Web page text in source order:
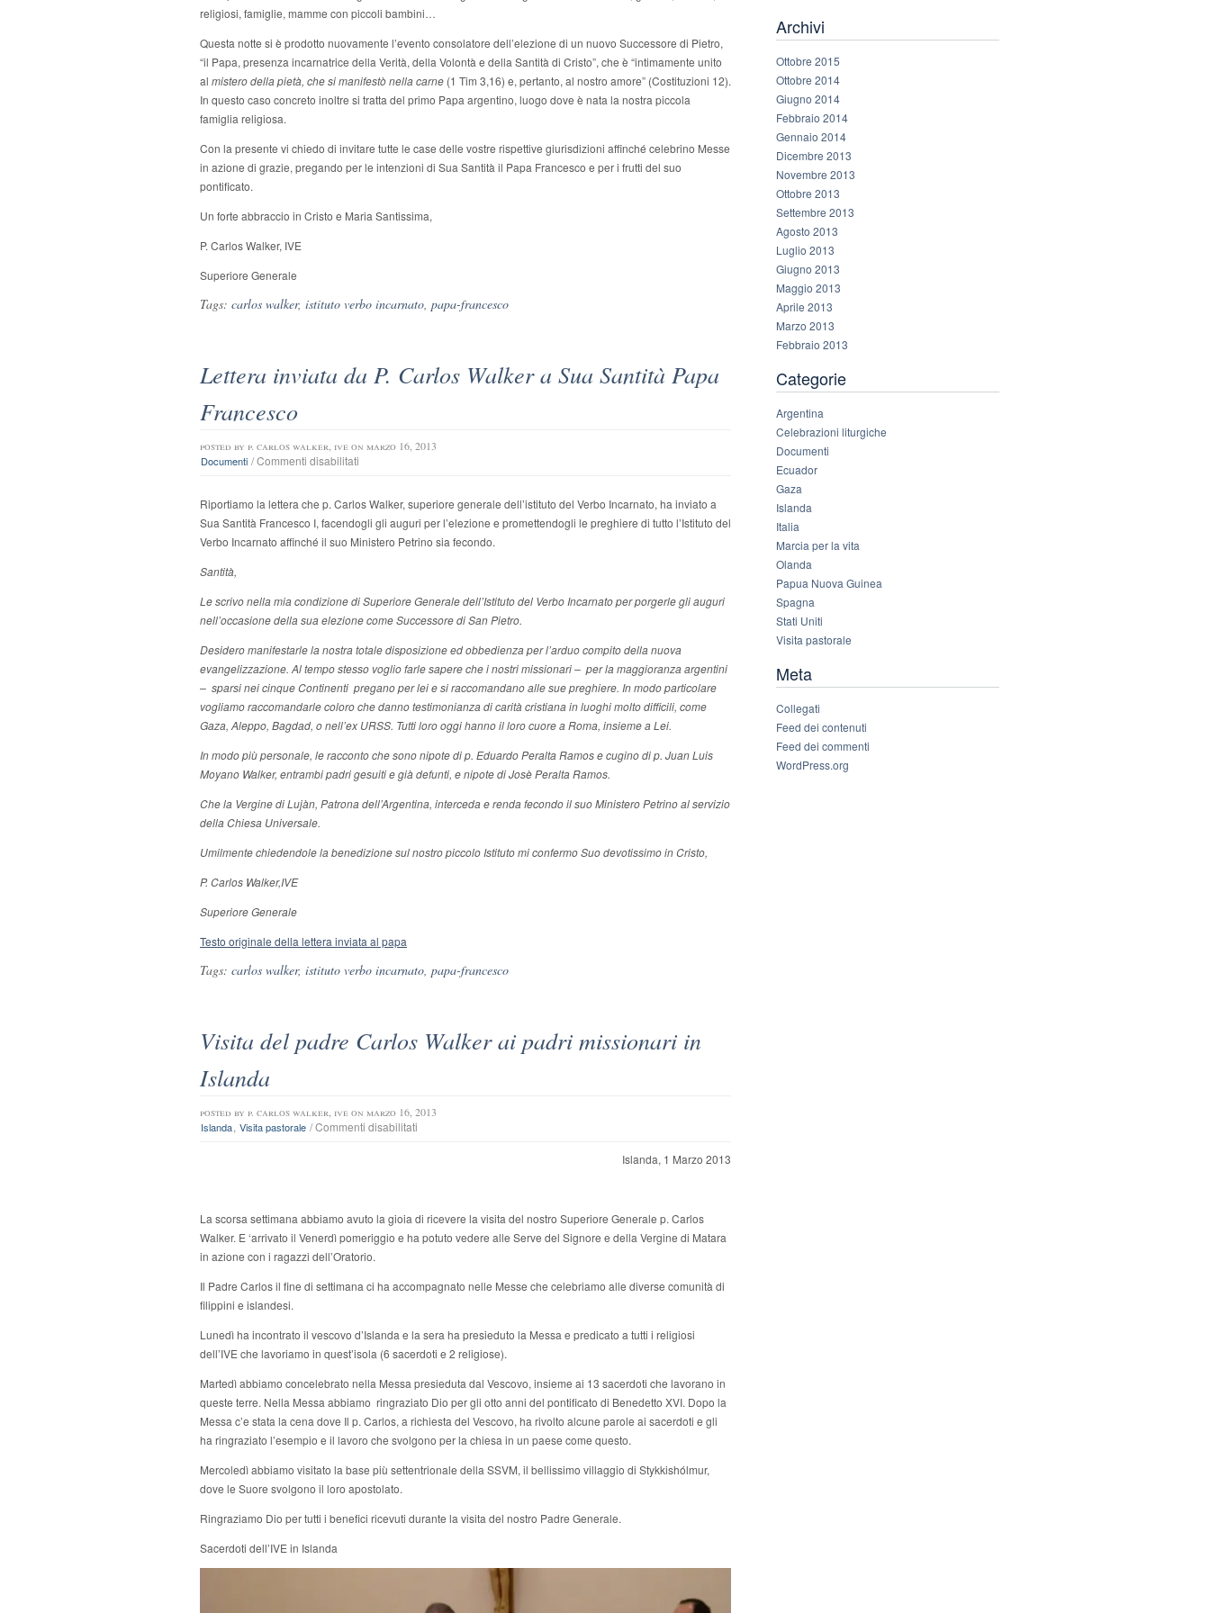
religiosi, famiglie, mamme con piccoli bambini…
Questa notte si è prodotto nuovamente l’evento consolatore dell’elezione di un nuovo Successore di Pietro,
“il Papa, presenza incarnatrice della Verità, della Volontà e della Santità di Cristo”, che è “intimamente unito
al mistero della pietà, che si manifestò nella carne (1 Tim 3,16) e, pertanto, al nostro amore” (Costituzioni 12).
In questo caso concreto inoltre si tratta del primo Papa argentino, luogo dove è nata la nostra piccola
famiglia religiosa.
Con la presente vi chiedo di invitare tutte le case delle vostre rispettive giurisdizioni affinché celebrino Messe
in azione di grazie, pregando per le intenzioni di Sua Santità il Papa Francesco e per i frutti del suo
pontificato.
Un forte abbraccio in Cristo e Maria Santissima,
P. Carlos Walker, IVE
Superiore Generale
Tags: carlos walker, istituto verbo incarnato, papa-francesco
Lettera inviata da P. Carlos Walker a Sua Santità Papa
Francesco
posted by p. carlos walker, ive on marzo 16, 2013
Documenti /Commenti disabilitati
da
P.
Carlos
Walker
Santità
Papa
Francesco
Riportiamo la lettera che p. Carlos Walker, superiore generale dell’istituto del Verbo Incarnato, ha inviato a
Sua Santità Francesco I, facendogli gli auguri per l’elezione e promettendogli le preghiere di tutto l’Istituto del
Verbo Incarnato affinché il suo Ministero Petrino sia fecondo.
Santità,
Le scrivo nella mia condizione di Superiore Generale dell’Istituto del Verbo Incarnato per porgerle gli auguri
nell’occasione della sua elezione come Successore di San Pietro.
Desidero manifestarle la nostra totale disposizione ed obbedienza per l’arduo compito della nuova
evangelizzazione. Al tempo stesso voglio farle sapere che i nostri missionari – per la maggioranza argentini
– sparsi nei cinque Continenti pregano per lei e si raccomandano alle sue preghiere. In modo particolare
vogliamo raccomandarle coloro che danno testimonianza di carità cristiana in luoghi molto difficili, come
Gaza, Aleppo, Bagdad, o nell’ex URSS. Tutti loro oggi hanno il loro cuore a Roma, insieme a Lei.
In modo più personale, le racconto che sono nipote di p. Eduardo Peralta Ramos e cugino di p. Juan Luis
Moyano Walker, entrambi padri gesuiti e già defunti, e nipote di Josè Peralta Ramos.
Che la Vergine di Lujàn, Patrona dell’Argentina, interceda e renda fecondo il suo Ministero Petrino al servizio
della Chiesa Universale.
Umilmente chiedendole la benedizione sul nostro piccolo Istituto mi confermo Suo devotissimo in Cristo,
P. Carlos Walker,IVE
Superiore Generale
Testo originale della lettera inviata al papa
Tags: carlos walker, istituto verbo incarnato, papa-francesco
Visita del padre Carlos Walker ai padri missionari in
Islanda
posted by p. carlos walker, iveon marzo 16, 2013
Islanda, Visita pastorale /Commenti disabilitati
ai
padri
missionari
Islanda, 1 Marzo 2013
La scorsa settimana abbiamo avuto la gioia di ricevere la visita del nostro Superiore Generale p. Carlos
Walker. E ‘arrivato il Venerdì pomeriggio e ha potuto vedere alle Serve del Signore e della Vergine di Matara
in azione con i ragazzi dell’Oratorio.
Il Padre Carlos il fine di settimana ci ha accompagnato nelle Messe che celebriamo alle diverse comunità di
filippini e islandesi.
Lunedì ha incontrato il vescovo d’Islanda e la sera ha presieduto la Messa e predicato a tutti i religiosi
dell’IVE che lavoriamo in quest’isola (6 sacerdoti e 2 religiose).
Martedì abbiamo concelebrato nella Messa presieduta dal Vescovo, insieme ai 13 sacerdoti che lavorano in
queste terre. Nella Messa abbiamo ringraziato Dio per gli otto anni del pontificato di Benedetto XVI. Dopo la
Messa c’e stata la cena dove Il p. Carlos, a richiesta del Vescovo, ha rivolto alcune parole ai sacerdoti e gli
ha ringraziato l’esempio e il lavoro che svolgono per la chiesa in un paese come questo.
Mercoledì abbiamo visitato la base più settentrionale della SSVM, il bellissimo villaggio di Stykkishólmur,
dove le Suore svolgono il loro apostolato.
Ringraziamo Dio per tutti i benefici ricevuti durante la visita del nostro Padre Generale.
Sacerdoti dell’IVE in Islanda
Archivi
Ottobre 2015
Ottobre 2014
Giugno 2014
Febbraio 2014
Gennaio 2014
Dicembre 2013
Novembre 2013
Ottobre 2013
Settembre 2013
Agosto 2013
Luglio 2013
Giugno 2013
Maggio 2013
Aprile 2013
Marzo 2013
Febbraio 2013
Categorie
Argentina
Celebrazioni liturgiche
Documenti
Ecuador
Gaza
Islanda
Italia
Marcia per la vita
Olanda
Papua Nuova Guinea
Spagna
Stati Uniti
Visita pastorale
Meta
Collegati
Feed dei contenuti
Feed dei commenti
WordPress.org